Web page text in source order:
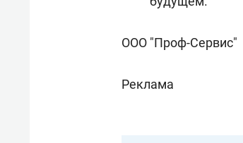
ООО "Проф-Сервис"
Реклама